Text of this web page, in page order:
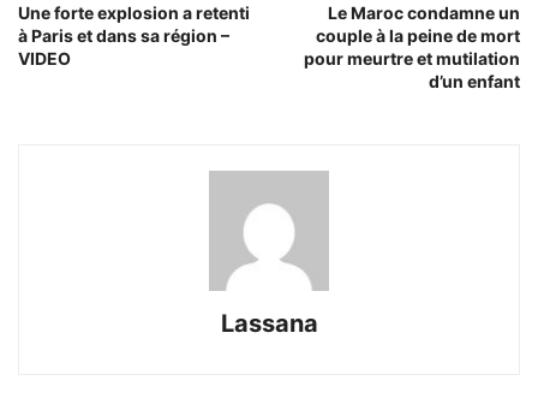
Une forte explosion a retenti
à Paris et dans sa région –
VIDEO
Le Maroc condamne un
couple à la peine de mort
pour meurtre et mutilation
d’un enfant
Lassana